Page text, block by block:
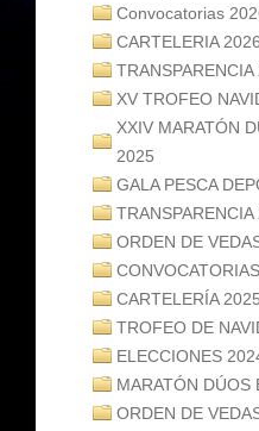
Convocatorias
CARTELERIA 2026
TRANSPARENCIA
XV TROFEO
XXIV MARATÓN
2025
GALA PESCA
TRANSPARENCIA
ORDEN DE
CARTELERÍA 2025
TROFEO DE
ELECCIONES
MARATÓN DÚOS
ORDEN DE